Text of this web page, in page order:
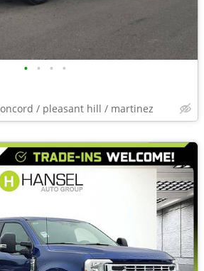
• • • •
/ pleasant hill / martinez